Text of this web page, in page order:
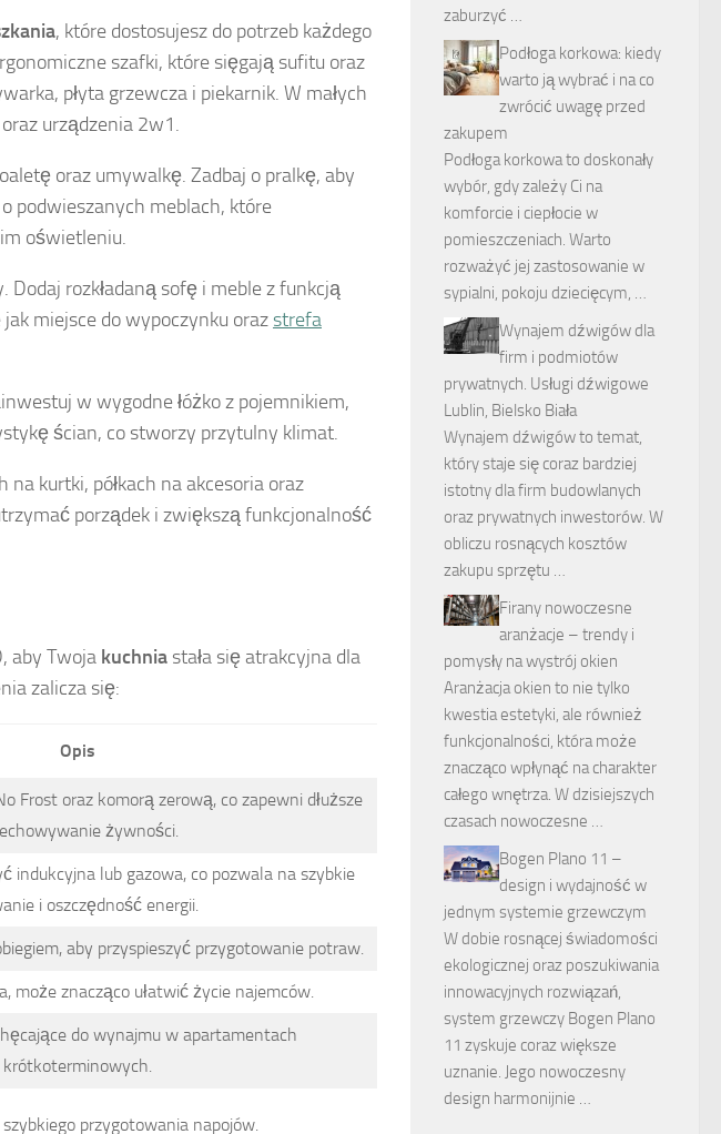
, które dostosujesz do potrzeb każdego
szafki, które sięgają sufitu oraz
płyta grzewcza i piekarnik. W małych
urządzenia 2w1.
oraz umywalkę. Zadbaj o pralkę, aby
podwieszanych meblach, które
oświetleniu.
rozkładaną sofę i meble z funkcją
miejsce do wypoczynku oraz strefa
w wygodne łóżko z pojemnikiem,
ścian, co stworzy przytulny klimat.
kurtki, półkach na akcesoria oraz
porządek i zwiększą funkcjonalność
aby Twoja kuchnia stała się atrakcyjna dla
zalicza się:
Opis
Frost oraz komorą zerową, co zapewni dłuższe
żywności.
indukcyjna lub gazowa, co pozwala na szybkie
i oszczędność energii.
aby przyspieszyć przygotowanie potraw.
może znacząco ułatwić życie najemców.
do wynajmu w apartamentach
krótkoterminowych.
przygotowania napojów.
zaburzyć …
Podłoga korkowa: kiedy
warto ją wybrać i na co
zwrócić uwagę przed
zakupem
Podłoga korkowa to doskonały
wybór, gdy zależy Ci na
komforcie i ciepłocie w
pomieszczeniach. Warto
rozważyć jej zastosowanie w
sypialni, pokoju dziecięcym, …
Wynajem dźwigów dla
firm i podmiotów
prywatnych. Usługi dźwigowe
Lublin, Bielsko Biała
Wynajem dźwigów to temat,
który staje się coraz bardziej
istotny dla firm budowlanych
oraz prywatnych inwestorów. W
obliczu rosnących kosztów
zakupu sprzętu …
Firany nowoczesne
aranżacje – trendy i
pomysły na wystrój okien
Aranżacja okien to nie tylko
kwestia estetyki, ale również
funkcjonalności, która może
znacząco wpłynąć na charakter
całego wnętrza. W dzisiejszych
czasach nowoczesne …
Bogen Plano 11 –
design i wydajność w
jednym systemie grzewczym
W dobie rosnącej świadomości
ekologicznej oraz poszukiwania
innowacyjnych rozwiązań,
system grzewczy Bogen Plano
11 zyskuje coraz większe
uznanie. Jego nowoczesny
design harmonijnie …